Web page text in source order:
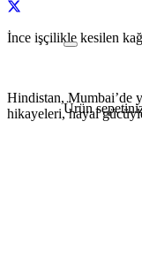
Ürün
İnce işçilikle kesilen
Hindistan, Mumbai’de
hikayeleri, hayal